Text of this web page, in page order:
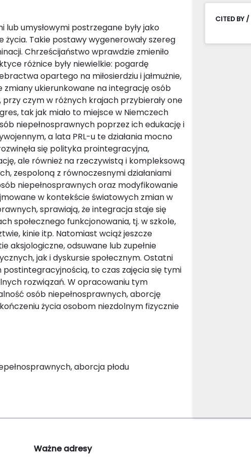
umysłowymi postrzegane były jako
Takie postawy wygenerowały szereg
Chrześcijaństwo wprawdzie zmieniło
różnice były niewielkie: pogardę
opartego na miłosierdziu i jałmużnie,
zmiany ukierunkowane na integrację osób
czym w różnych krajach przybierały one
tak jak miało to miejsce w Niemczech
niepełnosprawnych poprzez ich edukację i
a lata PRL-u te działania mocno
się polityka prointegracyjna,
ale również na rzeczywistą i kompleksową
zespoloną z równoczesnymi działaniami
niepełnosprawnych oraz modyfikowanie
w kontekście światowych zmian w
sprawiają, że integracja staje się
społecznego funkcjonowania, tj. w szkole,
kinie itp. Natomiast wciąż jeszcze
aksjologiczne, odsuwane lub zupełnie
jak i dyskursie społecznym. Ostatni
to czas zajęcia się tymi
rozwiązań. W opracowaniu tym
osób niepełnosprawnych, aborcję
życia osobom niezdolnym fizycznie
aborcja płodu
CITED BY /
Ważne adresy